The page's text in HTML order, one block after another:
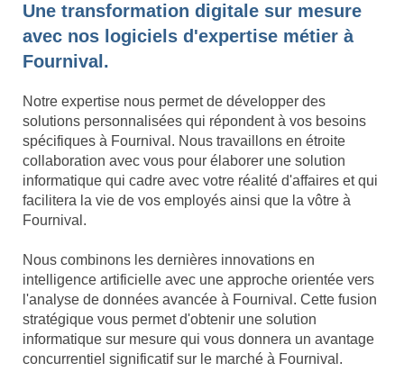
Une transformation digitale sur mesure
avec nos logiciels d'expertise métier à
Fournival.
Notre expertise nous permet de développer des
solutions personnalisées qui répondent à vos besoins
spécifiques à Fournival. Nous travaillons en étroite
collaboration avec vous pour élaborer une solution
informatique qui cadre avec votre réalité d'affaires et qui
facilitera la vie de vos employés ainsi que la vôtre à
Fournival.
Nous combinons les dernières innovations en
intelligence artificielle avec une approche orientée vers
l'analyse de données avancée à Fournival. Cette fusion
stratégique vous permet d'obtenir une solution
informatique sur mesure qui vous donnera un avantage
concurrentiel significatif sur le marché à Fournival.